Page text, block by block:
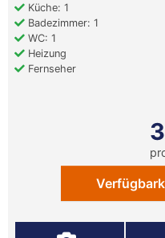
Küche: 1
Badezimmer: 1
WC: 1
Heizung
Fernseher